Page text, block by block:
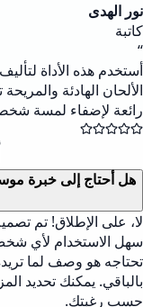
نور الهدى
كاتبة
“
أستخدم هذه الأداة
الألحان الهادئة
رائعة لإضفاء لمسة
هل أحتاج إلى خبرة
لا، على الإطلاق! تم
سهل الاستخدام لأي
تحتاجه هو وصف لما
بالباقي. يمكنك تحديد
حسب رغبتك.